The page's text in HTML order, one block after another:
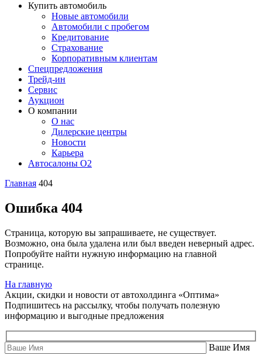
Купить автомобиль
Новые автомобили
Автомобили с пробегом
Кредитование
Страхование
Корпоративным клиентам
Спецпредложения
Трейд-ин
Сервис
Аукцион
О компании
О нас
Дилерские центры
Новости
Карьера
Автосалоны O2
Главная 404
Ошибка 404
Страница, которую вы запрашиваете, не существует.
Возможно, она была удалена или был введен неверный адрес.
Попробуйте найти нужную информацию на главной
странице.
На главную
Акции, скидки и новости от автохолдинга «Оптима»
Подпишитесь на рассылку, чтобы получать полезную
информацию и выгодные предложения
Ваше Имя